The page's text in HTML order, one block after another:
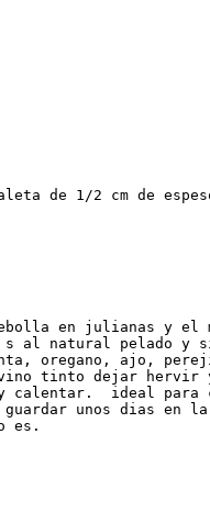
de 1/2 cm de
en julianas y el
s al natural pelado y
oregano, ajo,
vino tinto dejar hervir
calentar.  ideal para
guardar unos dias en
es.